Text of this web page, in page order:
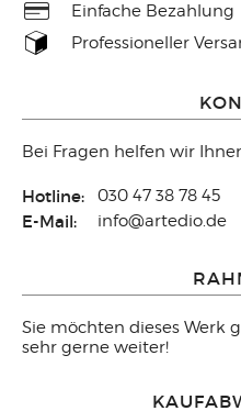
Einfache Bezahlung
Professioneller
Bei Fragen helfen wir
Hotline: 030 47 38 78 45
E-Mail: info@artedio.de
Sie möchten dieses Werk
sehr gerne weiter!